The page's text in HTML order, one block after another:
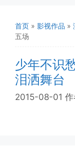
首页 » 影视作品 »
五场
少年不识
泪洒舞台
2015-08-01